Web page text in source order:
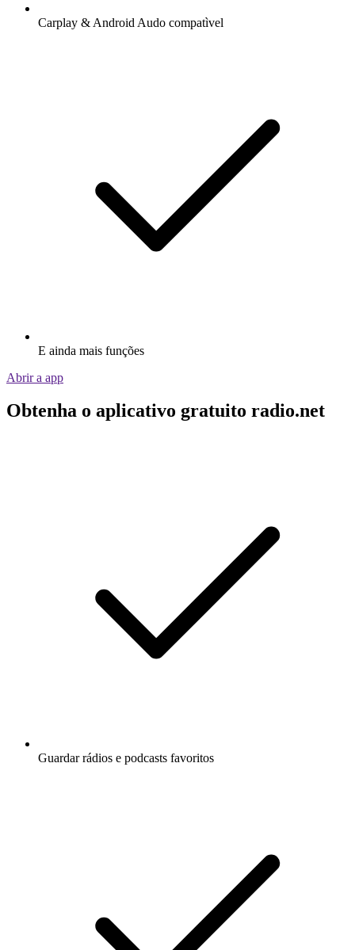
Carplay & Android Audo compatìvel
E ainda mais funções
Abrir a app
Obtenha o aplicativo gratuito radio.net
Guardar rádios e podcasts favoritos